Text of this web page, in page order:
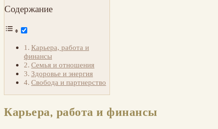
Содержание
Карьера, работа и
финансы
Семья и отношения
Здоровье и энергия
Свобода и партнерство
Карьера, работа и финансы